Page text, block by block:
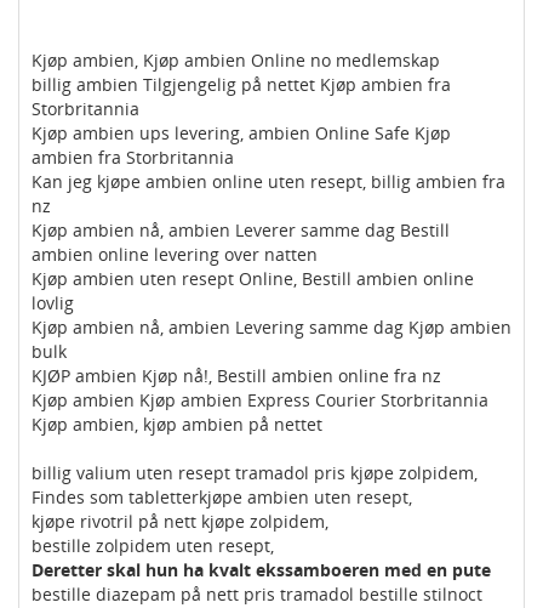
Kjøp ambien, Kjøp ambien Online no medlemskap
billig ambien Tilgjengelig på nettet Kjøp ambien fra
Storbritannia
Kjøp ambien ups levering, ambien Online Safe Kjøp
ambien fra Storbritannia
Kan jeg kjøpe ambien online uten resept, billig ambien fra
nz
Kjøp ambien nå, ambien Leverer samme dag Bestill
ambien online levering over natten
Kjøp ambien uten resept Online, Bestill ambien online
lovlig
Kjøp ambien nå, ambien Levering samme dag Kjøp ambien
bulk
KJØP ambien Kjøp nå!, Bestill ambien online fra nz
Kjøp ambien Kjøp ambien Express Courier Storbritannia
Kjøp ambien, kjøp ambien på nettet
billig valium uten resept tramadol pris kjøpe zolpidem,
Findes som tabletterkjøpe ambien uten resept,
kjøpe rivotril på nett kjøpe zolpidem,
bestille zolpidem uten resept,
Deretter skal hun ha kvalt ekssamboeren med en pute
bestille diazepam på nett pris tramadol bestille stilnoct